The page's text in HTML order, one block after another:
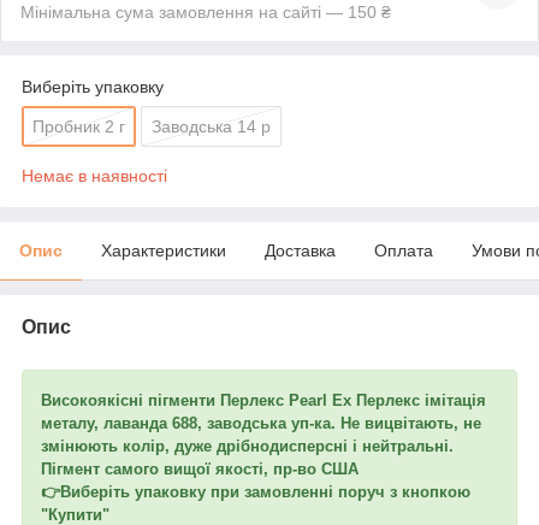
Мінімальна сума замовлення на сайті — 150 ₴
Виберіть упаковку
Пробник 2 г Заводська 14 р
Немає в наявності
Опис Характеристики Доставка Оплата Умови
Опис
Високоякісні пігменти Перлекс Pearl Ex Перлекс імітація
металу, лаванда 688, заводська уп-ка. Не вицвітають, не
змінюють колір, дуже дрібнодисперсні і нейтральні.
Пігмент самого вищої якості, пр-во США
👉Виберіть упаковку при замовленні поруч з кнопкою
"Купити"